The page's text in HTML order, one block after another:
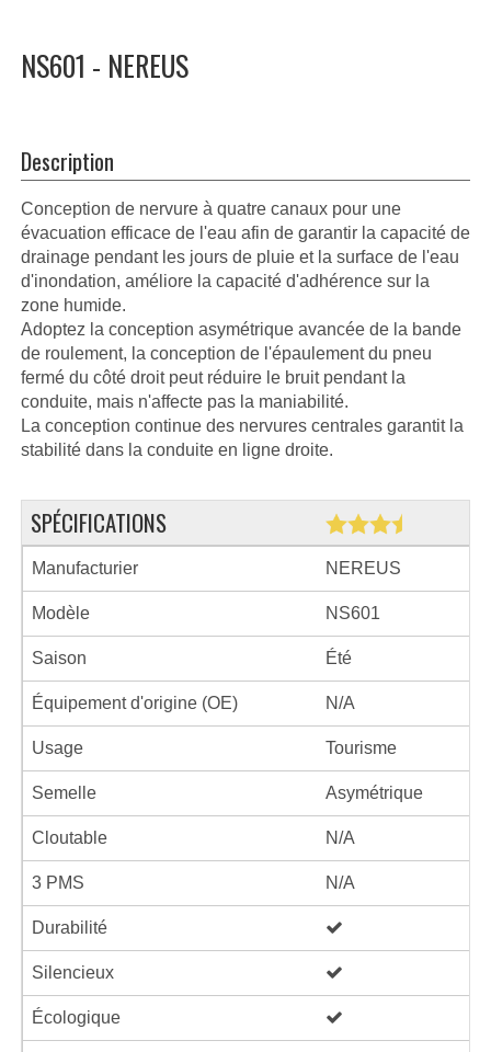
NS601 - NEREUS
Description
Conception de nervure à quatre canaux pour une
évacuation efficace de l'eau afin de garantir la capacité de
drainage pendant les jours de pluie et la surface de l'eau
d'inondation, améliore la capacité d'adhérence sur la
zone humide.
Adoptez la conception asymétrique avancée de la bande
de roulement, la conception de l'épaulement du pneu
fermé du côté droit peut réduire le bruit pendant la
conduite, mais n'affecte pas la maniabilité.
La conception continue des nervures centrales garantit la
stabilité dans la conduite en ligne droite.
SPÉCIFICATIONS
Manufacturier NEREUS
Modèle NS601
Saison Été
Équipement d'origine (OE) N/A
Usage Tourisme
Semelle Asymétrique
Cloutable N/A
3 PMS N/A
Durabilité
Silencieux
Écologique